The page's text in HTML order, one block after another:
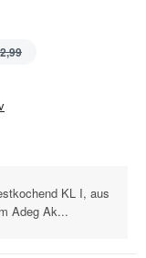
KL I, aus
Adeg Ak...